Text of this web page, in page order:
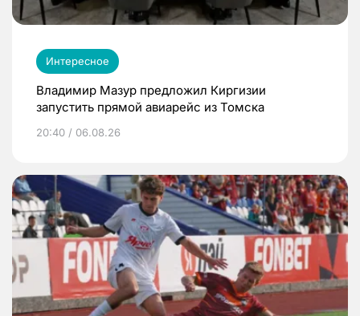
Интересное
Владимир Мазур предложил Киргизии
запустить прямой авиарейс из Томска
20:40 / 06.08.26